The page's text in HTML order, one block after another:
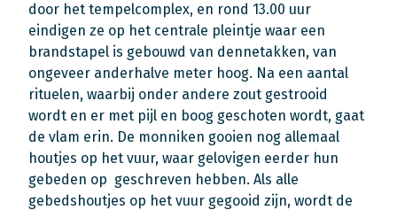
door het tempelcomplex, en rond 13.00 uur
eindigen ze op het centrale pleintje waar een
brandstapel is gebouwd van dennetakken, van
ongeveer anderhalve meter hoog. Na een aantal
rituelen, waarbij onder andere zout gestrooid
wordt en er met pijl en boog geschoten wordt, gaat
de vlam erin. De monniken gooien nog allemaal
houtjes op het vuur, waar gelovigen eerder hun
gebeden op geschreven hebben. Als alle
gebedshoutjes op het vuur gegooid zijn, wordt de